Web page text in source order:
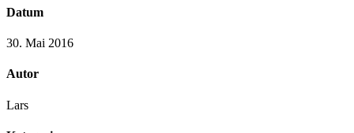
Datum
30. Mai 2016
Autor
Lars